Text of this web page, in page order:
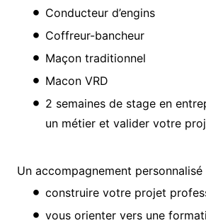
Conducteur d’engins
Coffreur-bancheur
Maçon traditionnel
Macon VRD
2 semaines de stage en
un métier et valider votre
Un accompagnement
construire votre projet
vous orienter vers une